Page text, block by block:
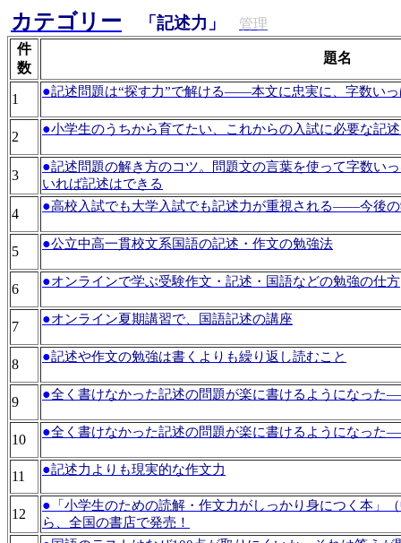
カテゴリー 「記述力」
管理
件
数
題名
1
●記述問題は“探す力”で解ける――本文に忠実に、字数い
2
●小学生のうちから育てたい、これからの入試に必要な記
3
●記述問題の解き方のコツ。問題文の言葉を使って字数い
いれば記述はできる
4
●高校入試でも大学入試でも記述力が重視される――今後
5
●公立中高一貫校文系国語の記述・作文の勉強法
6
●オンラインで学ぶ受験作文・記述・国語などの勉強の仕方
7
●オンライン夏期講習で、国語記述の講座
8
●記述や作文の勉強は書くよりも繰り返し読むこと
9
●全く書けなかった記述の問題が楽に書けるようになった
10
●全く書けなかった記述の問題が楽に書けるようになった
11 ●記述力よりも現実的な作文力
12
● 「小学生のための読解・作文力がしっかり身につく本
ら、全国の書店で発売！